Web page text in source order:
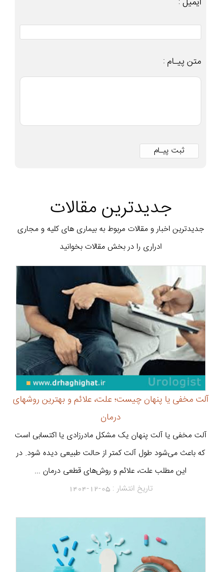
متن پیـام :
جدیدترین مقالات
جدیدترین اخبار و مقالات مربوط به بیماری های کلیه و مجاری
ادراری را در بخش مقالات بخوانید
آلت مخفی یا پنهان چیست؛ علت، علائم و بهترین روشهای
درمان
آلت مخفی یا آلت پنهان یک مشکل مادرزادی یا اکتسابی است
که باعث می‌شود طول آلت کمتر از حالت طبیعی دیده شود. در
این مطلب علت، علائم و روش‌های قطعی درمان ...
تاریخ انتشار :1404-12-05